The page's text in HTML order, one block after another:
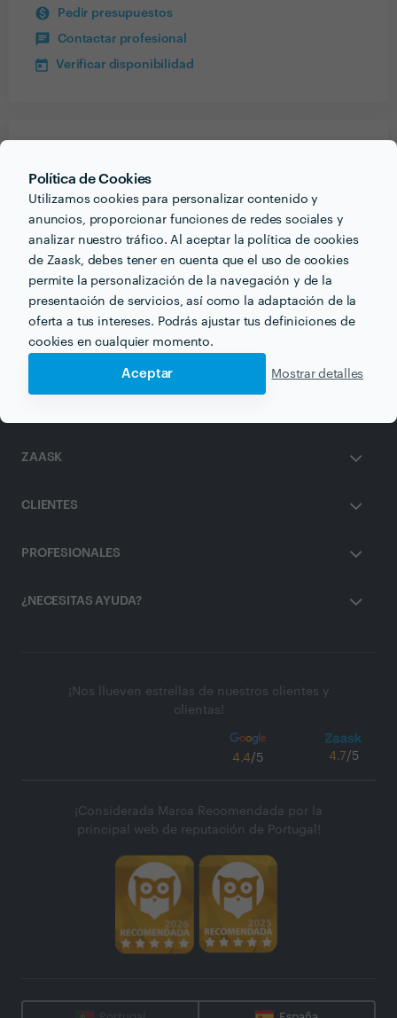
Política de Cookies
Utilizamos cookies para personalizar contenido y
anuncios, proporcionar funciones de redes sociales y
analizar nuestro tráfico. Al aceptar la política de cookies
de Zaask, debes tener en cuenta que el uso de cookies
permite la personalización de la navegación y de la
presentación de servicios, así como la adaptación de la
oferta a tus intereses. Podrás ajustar tus definiciones de
cookies en cualquier momento.
Aceptar Mostrar detalles
Pedir presupuestos
Contactar profesional
Verificar disponibilidad
Biotik
Otros servicios proporcionados por Biotik
Limpieza de Piscinas en bilbao
ZAASK
CLIENTES
PROFESIONALES
¿NECESITAS AYUDA?
¡Nos llueven estrellas de nuestros clientes y
clientas!
4.4/5 4.7/5
¡Considerada Marca Recomendada por la
principal web de reputación de Portugal!